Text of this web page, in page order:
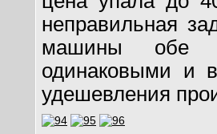
неправильная
машины обе
одинаковыми и
удешевления